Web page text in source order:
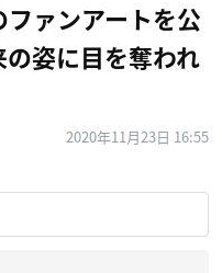
ァンアートを公
の姿に目を奪われ
2020年11月23日 16:55